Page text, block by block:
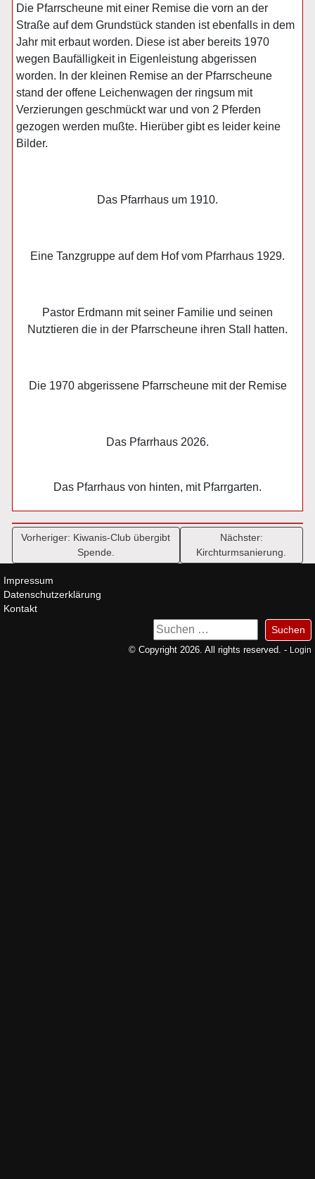
Die Pfarrscheune mit einer Remise die vorn an der
Straße auf dem Grundstück standen ist ebenfalls in dem
Jahr mit erbaut worden. Diese ist aber bereits 1970
wegen Baufälligkeit in Eigenleistung abgerissen
worden. In der kleinen Remise an der Pfarrscheune
stand der offene Leichenwagen der ringsum mit
Verzierungen geschmückt war und von 2 Pferden
gezogen werden mußte. Hierüber gibt es leider keine
Bilder.
Das Pfarrhaus um 1910.
Eine Tanzgruppe auf dem Hof vom Pfarrhaus 1929.
Pastor Erdmann mit seiner Familie und seinen
Nutztieren die in der Pfarrscheune ihren Stall hatten.
Die 1970 abgerissene Pfarrscheune mit der Remise
Das Pfarrhaus 2026.
Das Pfarrhaus von hinten, mit Pfarrgarten.
Beitragsnavigation
Vorheriger: Kiwanis-Club übergibt
Spende.
Nächster:
Kirchturmsanierung.
Impressum
Datenschutzerklärung
Kontakt
Suchen
nach:
© Copyright 2026. All rights reserved. - Login